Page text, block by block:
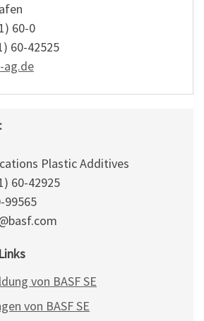
60-0
60-42525
Plastic Additives
60-42925
99565
von BASF SE
von BASF SE